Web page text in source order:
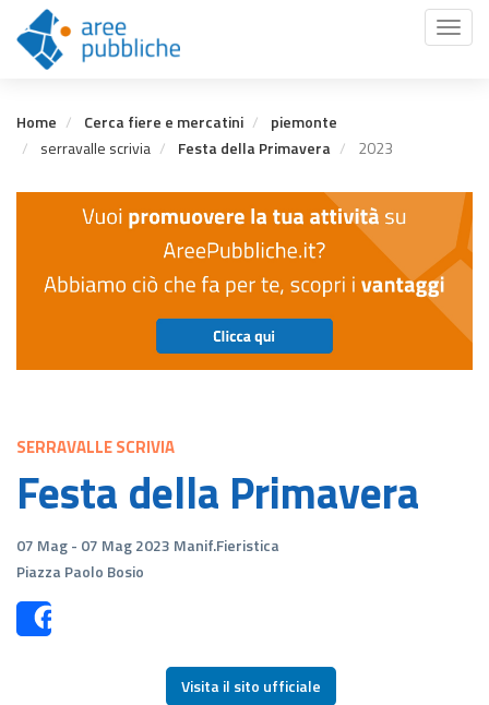
contenuto
principale
Toggle
Home Cerca fiere e mercatini
piemonte
serravalle scrivia
Festa della Primavera 2023
SERRAVALLE SCRIVIA
Festa della Primavera
07 Mag - 07 Mag 2023 Manif.Fieristica
Piazza Paolo Bosio
Visita il sito ufficiale